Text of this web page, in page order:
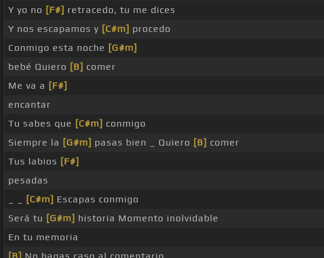
Y yo no [F#] retracedo, tu me dices
Y nos escapamos y [C#m] procedo
Conmigo esta noche [G#m]
bebé Quiero [B] comer
Me va a [F#]
encantar
Tu sabes que [C#m] conmigo
Siempre la [G#m] pasas bien _ Quiero [B] comer
Tus labios [F#]
pesadas
[C#m] Escapas conmigo
Será tu [G#m] historia Momento inolvidable
En tu memoria